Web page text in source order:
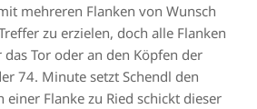
mehreren Flanken von Wunsch
zu erzielen, doch alle Flanken
Tor oder an den Köpfen der
74. Minute setzt Schendl den
einer Flanke zu Ried schickt dieser